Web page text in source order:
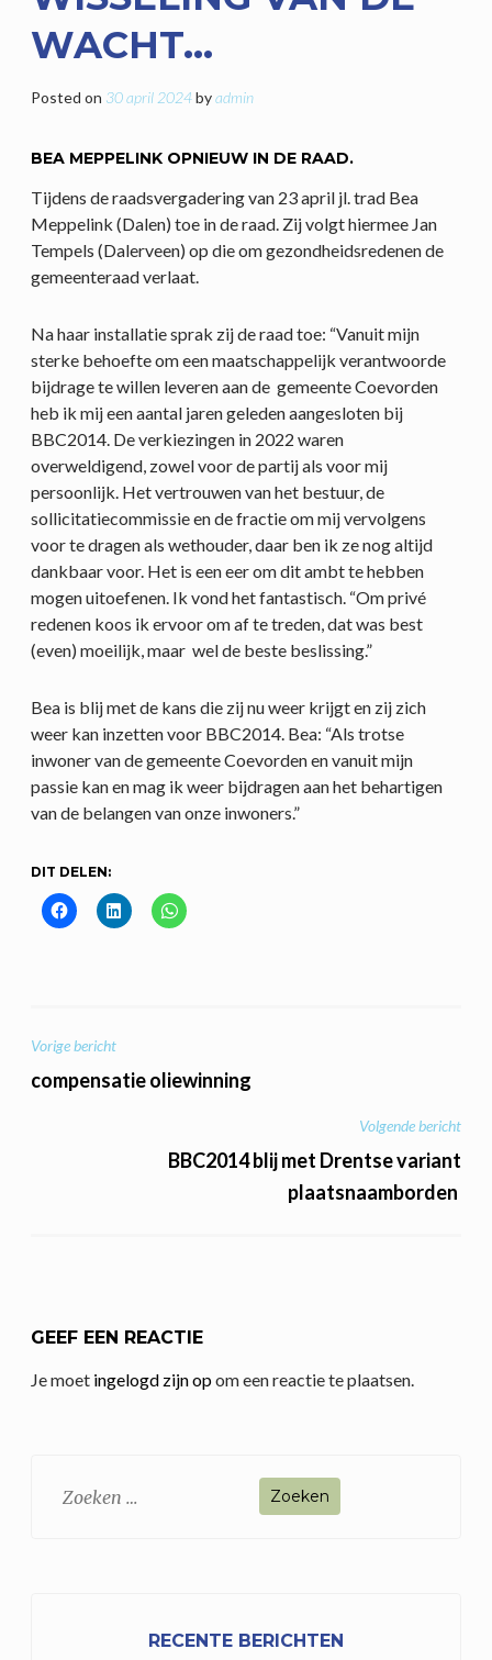
WACHT…
Posted on 30 april 2024byadmin
BEA MEPPELINK OPNIEUW IN DE RAAD.
Tijdens de raadsvergadering van 23 april jl. trad Bea
Meppelink (Dalen) toe in de raad. Zij volgt hiermee Jan
Tempels (Dalerveen) op die om gezondheidsredenen de
gemeenteraad verlaat.
Na haar installatie sprak zij de raad toe: “Vanuit mijn
sterke behoefte om een maatschappelijk verantwoorde
bijdrage te willen leveren aan de gemeente Coevorden
heb ik mij een aantal jaren geleden aangesloten bij
BBC2014. De verkiezingen in 2022 waren
overweldigend, zowel voor de partij als voor mij
persoonlijk. Het vertrouwen van het bestuur, de
sollicitatiecommissie en de fractie om mij vervolgens
voor te dragen als wethouder, daar ben ik ze nog altijd
dankbaar voor. Het is een eer om dit ambt te hebben
mogen uitoefenen. Ik vond het fantastisch. “Om privé
redenen koos ik ervoor om af te treden, dat was best
(even) moeilijk, maar wel de beste beslissing.”
Bea is blij met de kans die zij nu weer krijgt en zij zich
weer kan inzetten voor BBC2014. Bea: “Als trotse
inwoner van de gemeente Coevorden en vanuit mijn
passie kan en mag ik weer bijdragen aan het behartigen
van de belangen van onze inwoners.”
DIT DELEN:
BERICHT
NAVIGATIE
Vorige bericht
compensatie oliewinning
Volgende bericht
BBC2014 blij met Drentse variant
plaatsnaamborden
GEEF EEN REACTIE
Je moet ingelogd zijn opom een reactie te plaatsen.
Zoeken
RECENTE BERICHTEN